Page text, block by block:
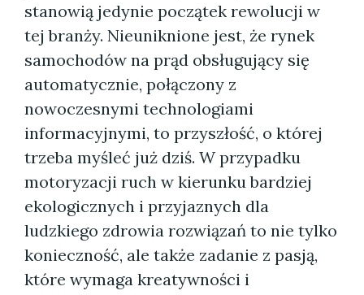
stanowią jedynie początek rewolucji w
tej branży. Nieuniknione jest, że rynek
samochodów na prąd obsługujący się
automatycznie, połączony z
nowoczesnymi technologiami
informacyjnymi, to przyszłość, o której
trzeba myśleć już dziś. W przypadku
motoryzacji ruch w kierunku bardziej
ekologicznych i przyjaznych dla
ludzkiego zdrowia rozwiązań to nie tylko
konieczność, ale także zadanie z pasją,
które wymaga kreatywności i